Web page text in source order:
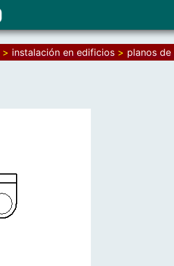
> instalación en edificios > planos de